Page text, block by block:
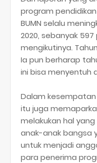
program
BUMN selalu
2020, sebanyak
mengikutinya.
Ia pun berharap
ini bisa menyentuh
Dalam
itu juga
melakukan hal
anak-anak bangsa
untuk menjadi
para penerima